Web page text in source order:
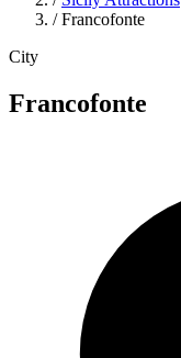
/ Francofonte
City
Francofonte